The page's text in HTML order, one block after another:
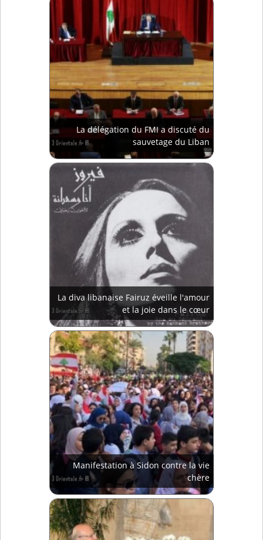
La délégation du FMI a discuté du
sauvetage du Liban
La diva libanaise Fairuz éveille l'amour
et la joie dans le cœur
Manifestation à Sidon contre la vie
chère